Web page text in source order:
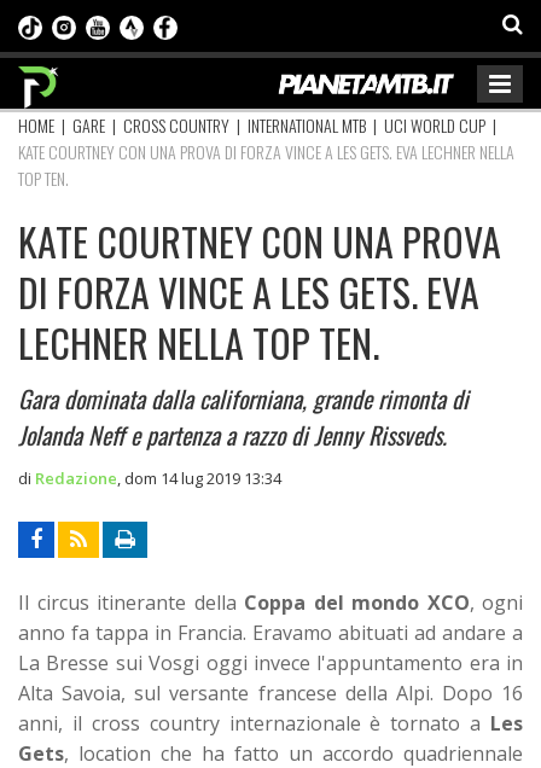
HOME | GARE | CROSS COUNTRY | INTERNATIONAL MTB | UCI WORLD CUP |
KATE COURTNEY CON UNA PROVA DI FORZA VINCE A LES GETS. EVA LECHNER NELLA
TOP TEN.
KATE COURTNEY CON UNA PROVA
DI FORZA VINCE A LES GETS. EVA
LECHNER NELLA TOP TEN.
Gara dominata dalla californiana, grande rimonta di
Jolanda Neff e partenza a razzo di Jenny Rissveds.
di Redazione dom 14 lug 2019 13:34
Il circus itinerante della Coppa del mondo XCO, ogni
anno fa tappa in Francia. Eravamo abituati ad andare a
La Bresse sui Vosgi oggi invece l'appuntamento era in
Alta Savoia, sul versante francese della Alpi. Dopo 16
anni, il cross country internazionale è tornato a Les
Gets, location che ha fatto un accordo quadriennale